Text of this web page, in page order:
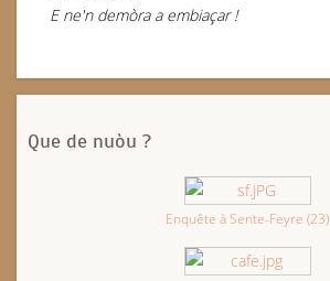
E ne'n demòra a embiaçar !
Que de nuòu ?
Enquête à Sente-Feyre (23)